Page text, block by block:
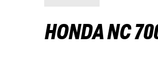
HONDA NC